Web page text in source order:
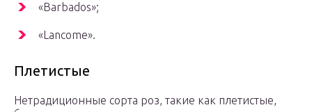
«Barbados»;
«Lancome».
Плетистые
Нетрадиционные сорта роз, такие как плетистые,